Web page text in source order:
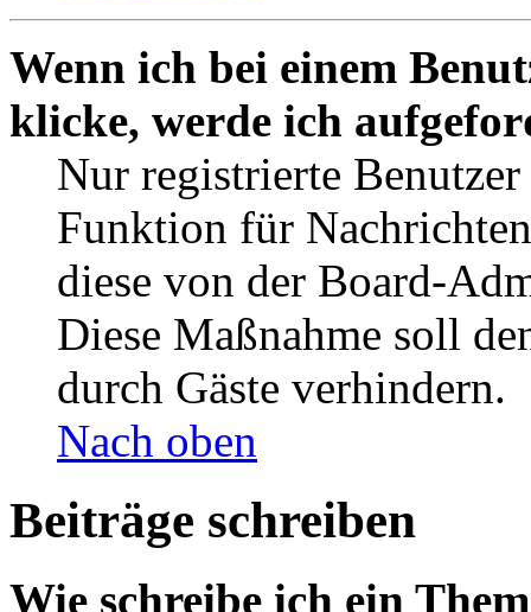
Wenn ich bei einem
klicke, werde ich
Nur registrierte
Funktion für
diese von der Board-
Diese Maßnahme soll
durch Gäste verhindern.
Nach oben
Beiträge schreiben
Wie schreibe ich ein